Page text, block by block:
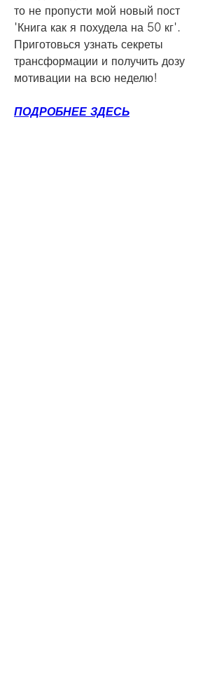
то не пропусти мой новый пост
'Книга как я похудела на 50 кг'.
Приготовься узнать секреты
трансформации и получить дозу
мотивации на всю неделю!
ПОДРОБНЕЕ ЗДЕСЬ